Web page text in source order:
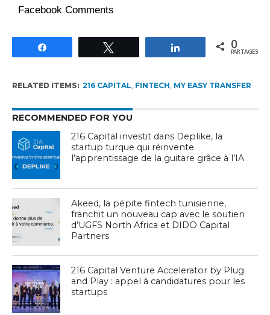
Facebook Comments
Partagez 0
PARTAGES
RELATED ITEMS: 216 CAPITAL FINTECH MY EASY TRANSFER
RECOMMENDED FOR YOU
216 Capital investit dans Deplike, la
startup turque qui réinvente
l’apprentissage de la guitare grâce à l’IA
Akeed, la pépite fintech tunisienne,
franchit un nouveau cap avec le soutien
d’UGFS North Africa et DIDO Capital
Partners
216 Capital Venture Accelerator by Plug
and Play : appel à candidatures pour les
startups